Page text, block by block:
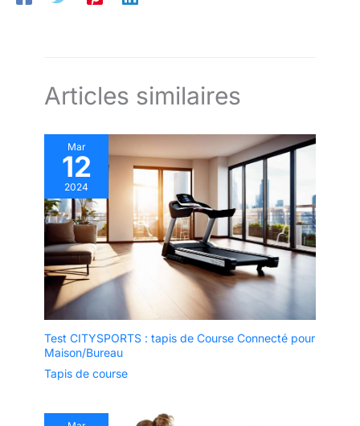
Articles similaires
Mar
12
2024
Test CITYSPORTS : tapis de Course Connecté pour
Maison/Bureau
Tapis de course